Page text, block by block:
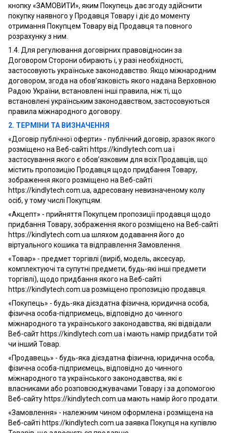
кнопку «ЗАМОВИТИ», яким Покупець дає згоду здійснити
покупку наявного у Продавця Товару і діє до моменту
отримання Покупцем Товару від Продавця та повного
розрахунку з ним.
1.4. Для регулювання договірних правовідносин за
Договором Сторони обирають і, у разі необхідності,
застосовують українське законодавство. Якщо міжнародним
договором, згода на обов’язковість якого надана Верховною
Радою України, встановлені інші правила, ніж ті, що
встановлені українським законодавством, застосовуються
правила міжнародного договору.
2. ТЕРМІНИ ТА ВИЗНАЧЕННЯ
«Договір публічної оферти» - публічний договір, зразок якого
розміщено на Веб-сайті https://kindlytech.com.ua і
застосування якого є обов’язковим для всіх Продавців, що
містить пропозицію Продавця щодо придбання Товару,
зображення якого розміщено на Веб-сайті
https://kindlytech.com.ua, адресовану невизначеному колу
осіб, у тому числі Покупцям.
«Акцепт» - прийняття Покупцем пропозиції продавця щодо
придбання Товару, зображення якого розміщено на Веб-сайті
https://kindlytech.com.ua шляхом додавання його до
віртуального кошика та відправлення Замовлення.
«Товар» - предмет торгівлі (виріб, модель, аксесуар,
комплектуючі та супутні предмети, будь-які інші предмети
торгівлі), щодо придбання якого на Веб-сайті
https://kindlytech.com.ua розміщено пропозицію продавця.
«Покупець» - будь-яка дієздатна фізична, юридична особа,
фізична особа-підприємець, відповідно до чинного
міжнародного та українського законодавства, які відвідали
Веб-сайт https://kindlytech.com.ua і мають намір придбати той
чи інший Товар.
«Продавець» - будь-яка дієздатна фізична, юридична особа,
фізична особа-підприємець, відповідно до чинного
міжнародного та українського законодавства, які є
власниками або розповсюджувачами Товару і за допомогою
Веб-сайту https://kindlytech.com.ua мають намір його продати.
«Замовлення» - належним чином оформлена і розміщена на
Веб-сайті https://kindlytech.com.ua заявка Покупця на купівлю